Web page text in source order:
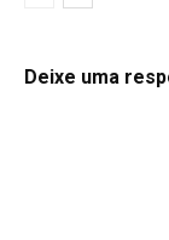
Deixe uma